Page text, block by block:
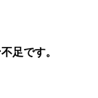
足です。